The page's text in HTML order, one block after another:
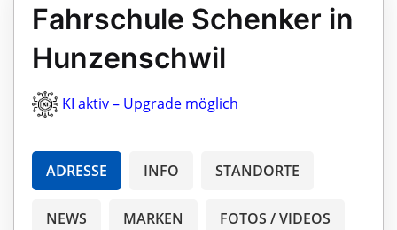
Fahrschule Schenker in
Hunzenschwil
KI aktiv – Upgrade möglich
ADRESSE INFO STANDORTE
NEWS MARKEN FOTOS / VIDEOS